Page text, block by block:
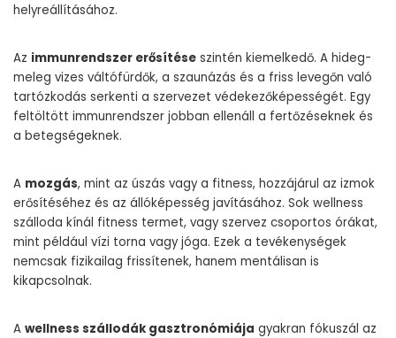
helyreállításához.
Az immunrendszer erősítése szintén kiemelkedő. A hideg-
meleg vizes váltófürdők, a szaunázás és a friss levegőn való
tartózkodás serkenti a szervezet védekezőképességét. Egy
feltöltött immunrendszer jobban ellenáll a fertőzéseknek és
a betegségeknek.
A mozgás, mint az úszás vagy a fitness, hozzájárul az izmok
erősítéséhez és az állóképesség javításához. Sok wellness
szálloda kínál fitness termet, vagy szervez csoportos órákat,
mint például vízi torna vagy jóga. Ezek a tevékenységek
nemcsak fizikailag frissítenek, hanem mentálisan is
kikapcsolnak.
A wellness szállodák gasztronómiája gyakran fókuszál az